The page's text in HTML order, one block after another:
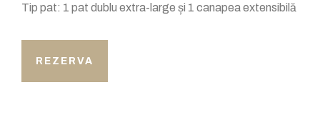
Tip pat: 1 pat dublu extra-large și 1 canapea extensibilă
REZERVA